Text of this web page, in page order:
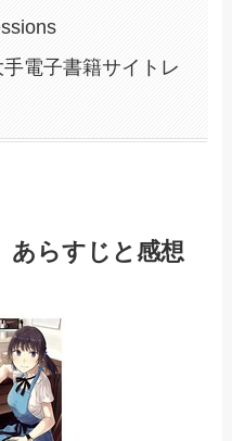
電子書籍サイトレ
らすじと感想